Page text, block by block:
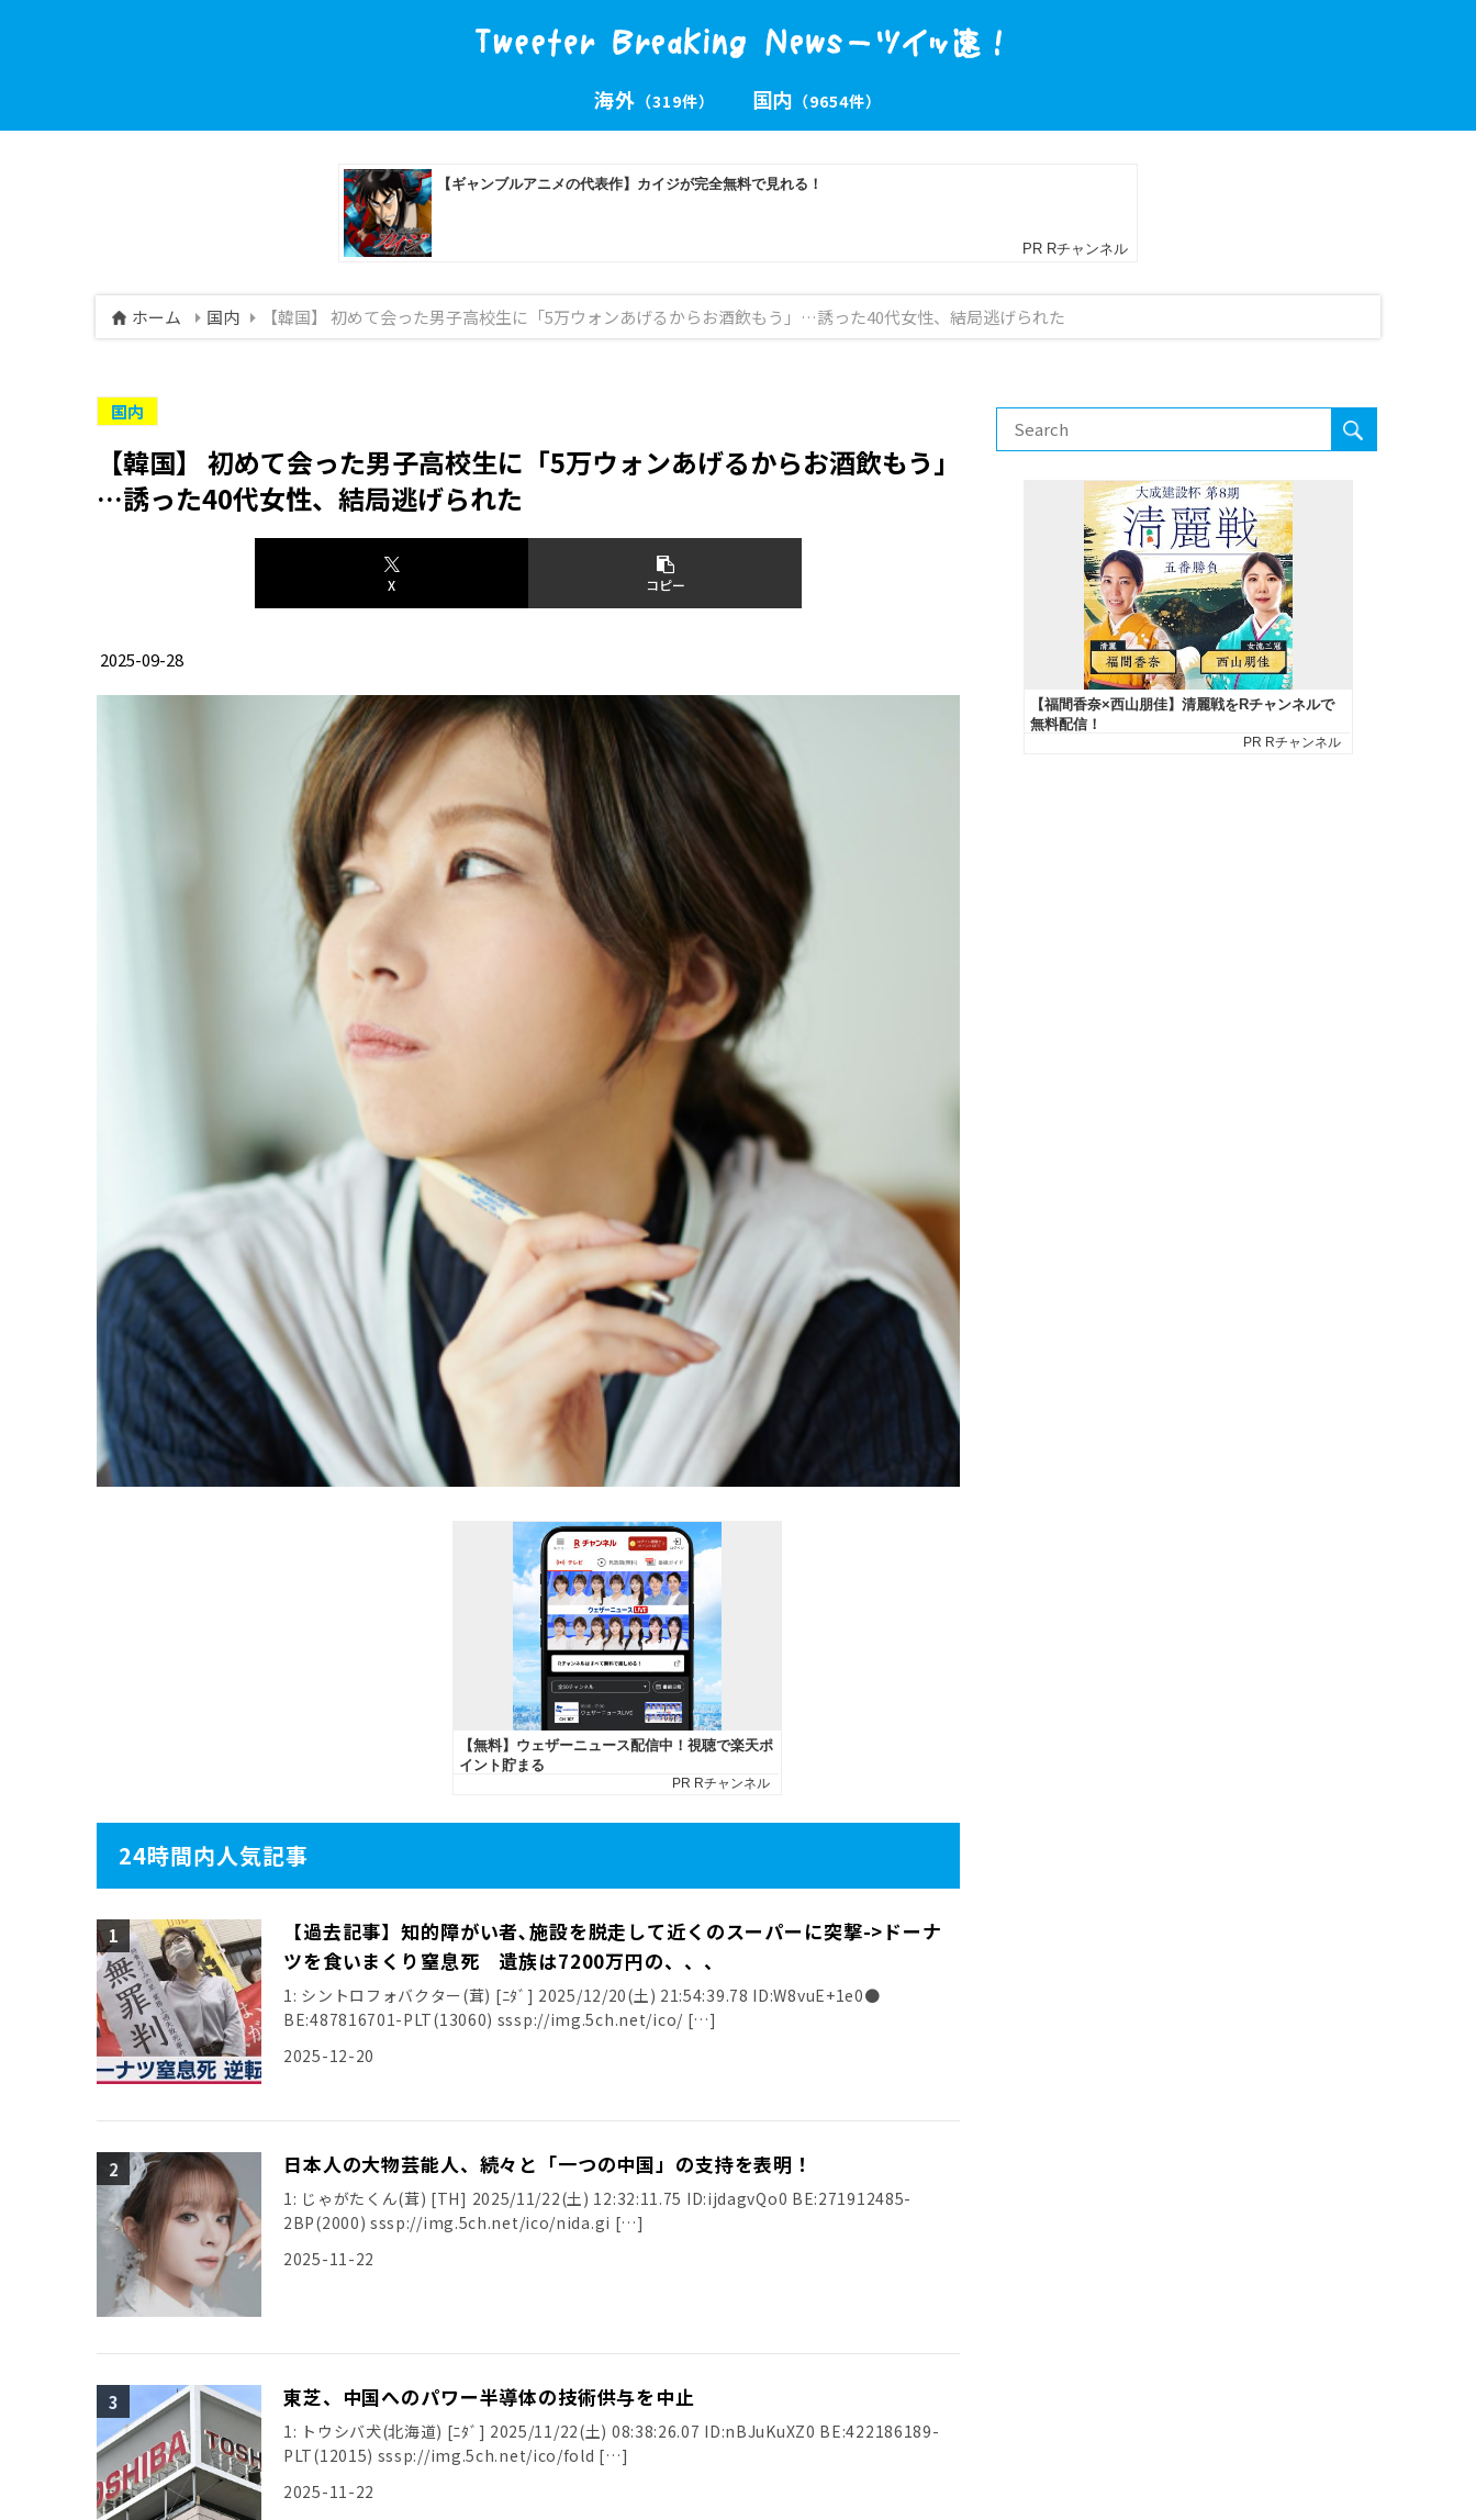
海外 （319件） 国内 （9654件）
ホーム 国内 【韓国】 初めて会った男子高校生に「5万ウォンあげるからお酒飲もう」…誘った40代女性、結局逃げられた
国内
【韓国】 初めて会った男子高校生に「5万ウォンあげるからお酒飲もう」
…誘った40代女性、結局逃げられた
X コピー
2025-09-28
24時間内人気記事
【過去記事】知的障がい者､施設を脱走して近くのスーパーに突撃->ドーナ
ツを食いまくり窒息死 遺族は7200万円の、、、
1: シントロフォバクター(茸) [ﾆﾀﾞ] 2025/12/20(土) 21:54:39.78 ID:W8vuE+1e0●
BE:487816701-PLT(13060) sssp://img.5ch.net/ico/ […]
2025-12-20
日本人の大物芸能人、続々と「一つの中国」の支持を表明！
1: じゃがたくん(茸) [TH] 2025/11/22(土) 12:32:11.75 ID:ijdagvQo0 BE:271912485-
2BP(2000) sssp://img.5ch.net/ico/nida.gi […]
2025-11-22
東芝、中国へのパワー半導体の技術供与を中止
1: トウシバ犬(北海道) [ﾆﾀﾞ] 2025/11/22(土) 08:38:26.07 ID:nBJuKuXZ0 BE:422186189-
PLT(12015) sssp://img.5ch.net/ico/fold […]
2025-11-22